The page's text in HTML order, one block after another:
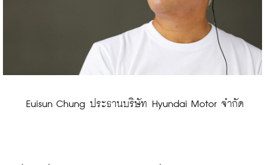
Euisun Chung ประธานบริษัท Hyundai Motor จำกัด